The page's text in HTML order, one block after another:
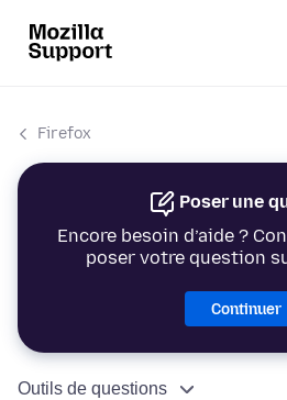
Firefox
Poser une
Encore besoin d’aide ?
poser votre question
Continuer
Outils de questions